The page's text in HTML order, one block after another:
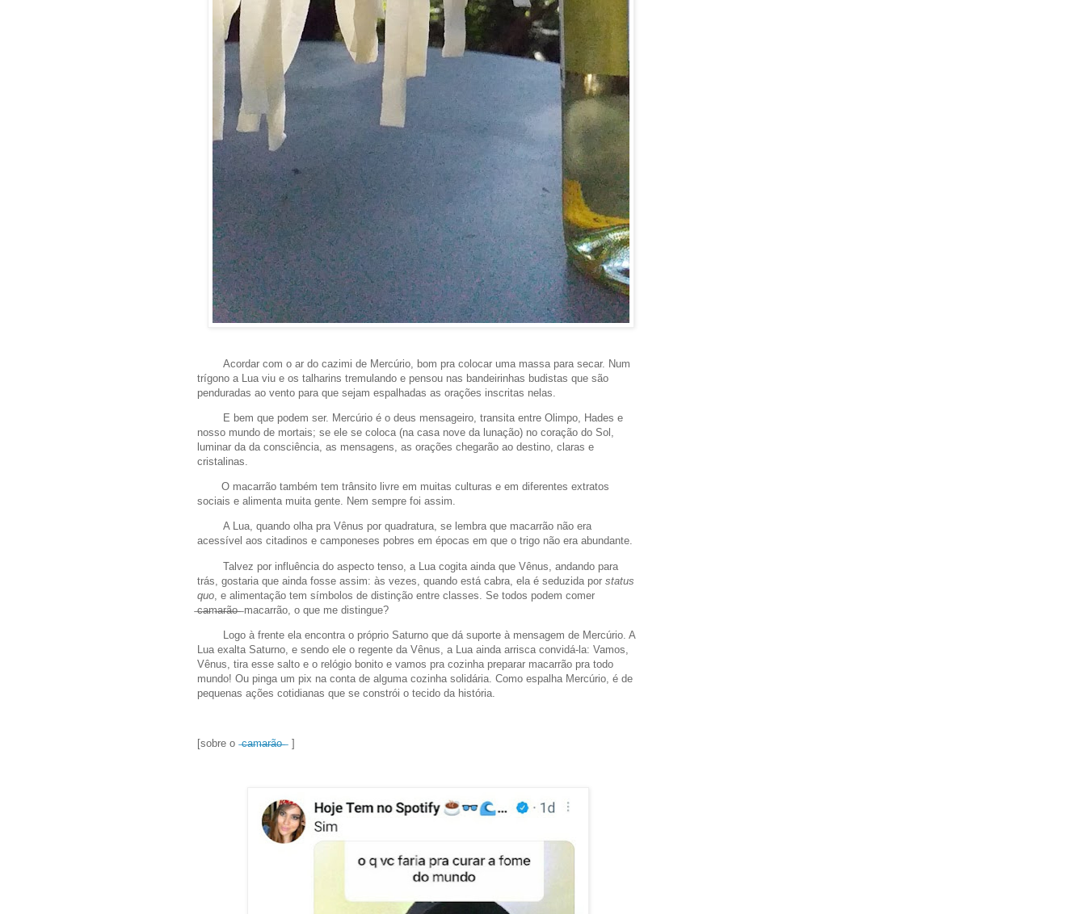
Acordar com o ar do cazimi de Mercúrio, bom pra colocar uma massa para secar. Num
trígono a Lua viu e os talharins tremulando e pensou nas bandeirinhas budistas que são
penduradas ao vento para que sejam espalhadas as orações inscritas nelas.
E bem que podem ser. Mercúrio é o deus mensageiro, transita entre Olimpo, Hades e
nosso mundo de mortais; se ele se coloca (na casa nove da lunação) no coração do Sol,
luminar da da consciência, as mensagens, as orações chegarão ao destino, claras e
cristalinas.
O macarrão também tem trânsito livre em muitas culturas e em diferentes extratos
sociais e alimenta muita gente. Nem sempre foi assim.
A Lua, quando olha pra Vênus por quadratura, se lembra que macarrão não era
acessível aos citadinos e camponeses pobres em épocas em que o trigo não era abundante.
Talvez por influência do aspecto tenso, a Lua cogita ainda que Vênus, andando para
trás, gostaria que ainda fosse assim: às vezes, quando está cabra, ela é seduzida por status
quo , e alimentação tem símbolos de distinção entre classes. Se todos podem comer
̶c̶a̶m̶a̶r̶ã̶o̶ ̶ macarrão, o que me distingue?
Logo à frente ela encontra o próprio Saturno que dá suporte à mensagem de Mercúrio. A
Lua exalta Saturno, e sendo ele o regente da Vênus, a Lua ainda arrisca convidá-la: Vamos,
Vênus, tira esse salto e o relógio bonito e vamos pra cozinha preparar macarrão pra todo
mundo! Ou pinga um pix na conta de alguma cozinha solidária. Como espalha Mercúrio, é de
pequenas ações cotidianas que se constrói o tecido da história.
[sobre o ̶c̶a̶m̶a̶r̶ã̶o̶ ̶ ]